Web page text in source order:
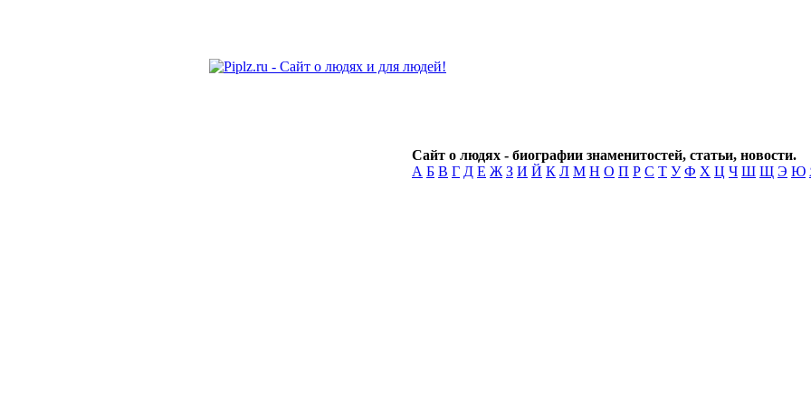
Сайт о людях - биографии знаменитостей, статьи, новости.
А Б В Г Д Е Ж З И Й К Л М Н О П Р С Т У Ф Х Ц Ч Ш Щ Э Ю